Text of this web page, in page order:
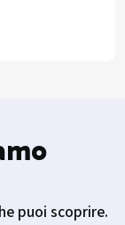
puoi scoprire.